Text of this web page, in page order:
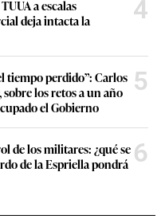
a escalas
deja intacta la
4
tiempo perdido”: Carlos
los retos a un año
el Gobierno
5
de los militares: ¿qué se
de la Espriella pondrá 6